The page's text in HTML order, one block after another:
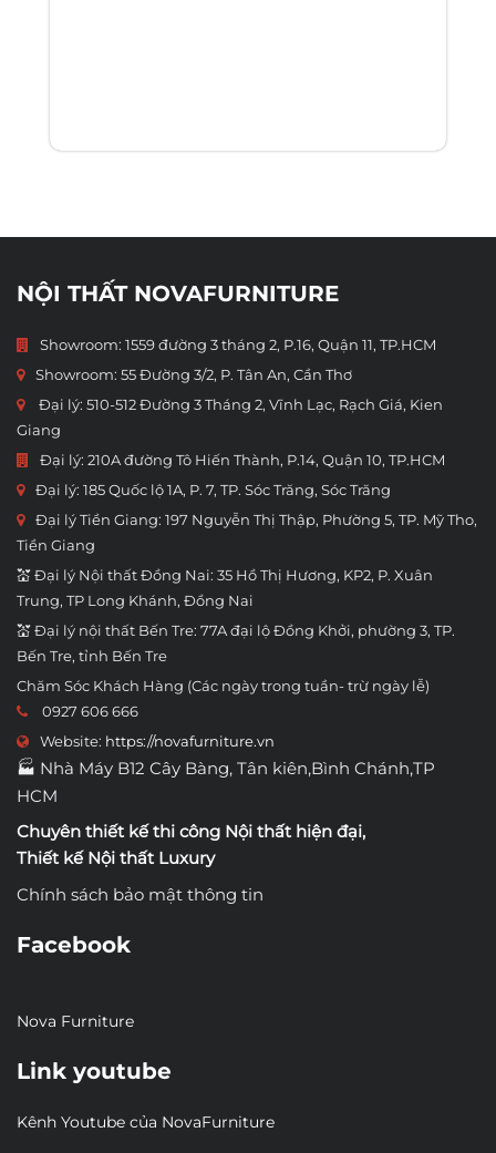
NỘI THẤT NOVAFURNITURE
Showroom: 1559 đường 3 tháng 2, P.16, Quận 11, TP.HCM
Showroom: 55 Đường 3/2, P. Tân An, Cần Thơ
Đại lý: 510-512 Đường 3 Tháng 2, Vĩnh Lạc, Rạch Giá, Kien
Giang
Đại lý: 210A đường Tô Hiến Thành, P.14, Quận 10, TP.HCM
Đại lý: 185 Quốc lộ 1A, P. 7, TP. Sóc Trăng, Sóc Trăng
Đại lý Tiền Giang: 197 Nguyễn Thị Thập, Phường 5, TP. Mỹ Tho,
Tiền Giang
💒 Đại lý Nội thất Đồng Nai: 35 Hồ Thị Hương, KP2, P. Xuân
Trung, TP Long Khánh, Đồng Nai
💒 Đại lý nội thất Bến Tre: 77A đại lộ Đồng Khởi, phường 3, TP.
Bến Tre, tỉnh Bến Tre
Chăm Sóc Khách Hàng (Các ngày trong tuần- trừ ngày lễ)
0927 606 666
Website: https://novafurniture.vn
🏭 Nhà Máy B12 Cây Bàng, Tân kiên,Bình Chánh,TP
HCM
Chuyên thiết kế thi công Nội thất hiện đại,
Thiết kế Nội thất Luxury
Chính sách bảo mật thông tin
Facebook
Nova Furniture
Link youtube
Kênh Youtube của NovaFurniture